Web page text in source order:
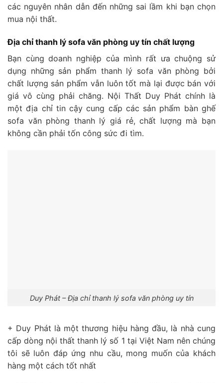
các nguyên nhân dẫn đến những sai lầm khi bạn chọn
mua nội thất.
Địa chỉ thanh lý sofa văn phòng uy tín chất lượng
Bạn cùng doanh nghiệp của mình rất ưa chuộng sử
dụng những sản phẩm thanh lý sofa văn phòng bởi
chất lượng sản phẩm vẫn luôn tốt mà lại được bán với
giá vô cùng phải chăng. Nội Thất Duy Phát chính là
một địa chỉ tin cậy cung cấp các sản phẩm bàn ghế
sofa văn phòng thanh lý giá rẻ, chất lượng mà bạn
không cần phải tốn công sức đi tìm.
Duy Phát – Địa chỉ thanh lý sofa văn phòng uy tín
+ Duy Phát là một thương hiệu hàng đầu, là nhà cung
cấp dòng nội thất thanh lý số 1 tại Việt Nam nên chúng
tôi sẽ luôn đáp ứng nhu cầu, mong muốn của khách
hàng một cách tốt nhất